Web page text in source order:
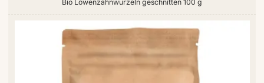
Bio Löwenzahnwurzeln geschnitten 100 g